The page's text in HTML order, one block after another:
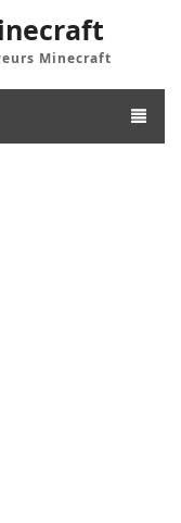
Minecraft